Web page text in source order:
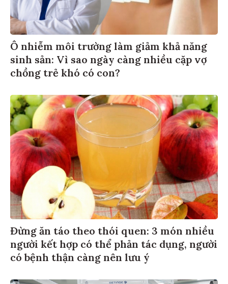
Ô nhiễm môi trường làm giảm khả năng
sinh sản: Vì sao ngày càng nhiều cặp vợ
chồng trẻ khó có con?
Đừng ăn táo theo thói quen: 3 món nhiều
người kết hợp có thể phản tác dụng, người
có bệnh thận càng nên lưu ý